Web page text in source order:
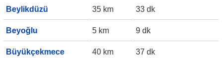
Beylikdüzü 35 km 33 dk
Beyoğlu 5 km 9 dk
Büyükçekmece 40 km 37 dk